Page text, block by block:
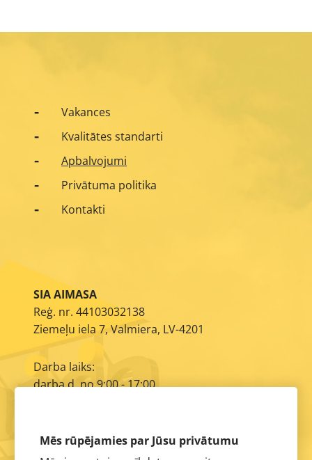
Vakances
Kvalitātes standarti
Apbalvojumi
Privātuma politika
Kontakti
SIA AIMASA
Reģ. nr. 44103032138
Ziemeļu iela 7, Valmiera, LV-4201
Darba laiks:
darba d. no 9:00 - 17:00
Mēs rūpējamies par Jūsu privātumu